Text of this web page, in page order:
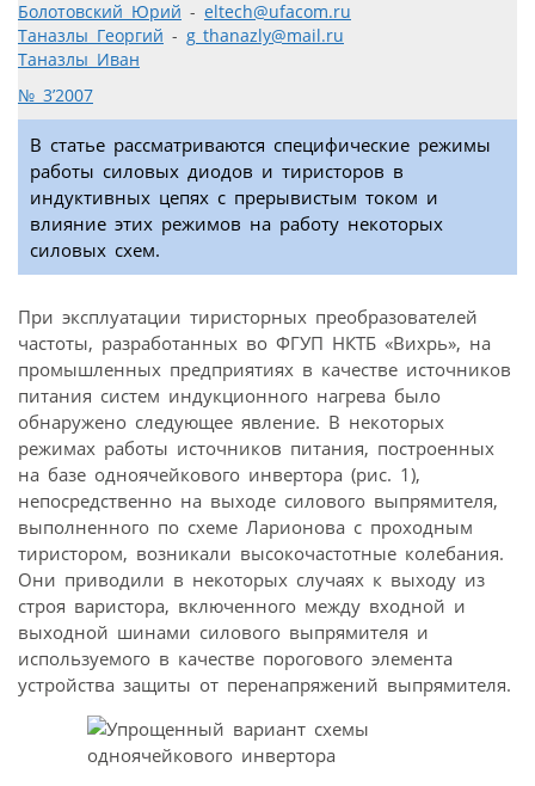
Болотовский Юрий - eltech@ufacom.ru
Таназлы Георгий - g_thanazly@mail.ru
Таназлы Иван
№ 3’2007
В статье рассматриваются специфические режимы
работы силовых диодов и тиристоров в
индуктивных цепях с прерывистым током и
влияние этих режимов на работу некоторых
силовых схем.
При эксплуатации тиристорных преобразователей
частоты, разработанных во ФГУП НКТБ «Вихрь», на
промышленных предприятиях в качестве источников
питания систем индукционного нагрева было
обнаружено следующее явление. В некоторых
режимах работы источников питания, построенных
на базе одноячейкового инвертора (рис. 1),
непосредственно на выходе силового выпрямителя,
выполненного по схеме Ларионова с проходным
тиристором, возникали высокочастотные колебания.
Они приводили в некоторых случаях к выходу из
строя варистора, включенного между входной и
выходной шинами силового выпрямителя и
используемого в качестве порогового элемента
устройства защиты от перенапряжений выпрямителя.